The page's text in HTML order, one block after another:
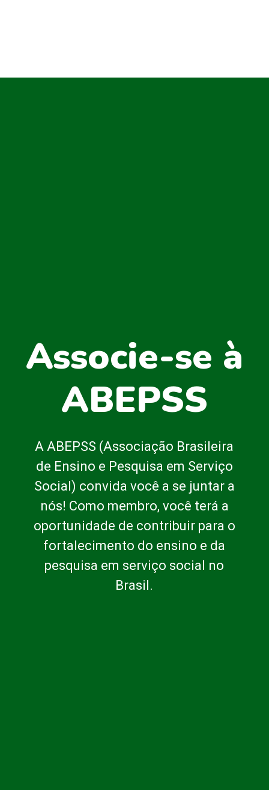
Associe-se à
ABEPSS
A ABEPSS (Associação Brasileira
de Ensino e Pesquisa em Serviço
Social) convida você a se juntar a
nós! Como membro, você terá a
oportunidade de contribuir para o
fortalecimento do ensino e da
pesquisa em serviço social no
Brasil.